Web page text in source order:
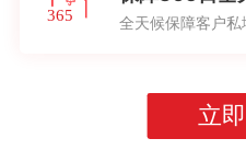
全天候保障客户
立